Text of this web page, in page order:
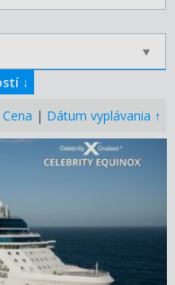
↓
Cena | Dátum vyplávania ↑
ZOBRAZIT DETAIL
ZOBRAZIT DETAIL
12 387 €/OS.
ZOBRAZIT DETAIL